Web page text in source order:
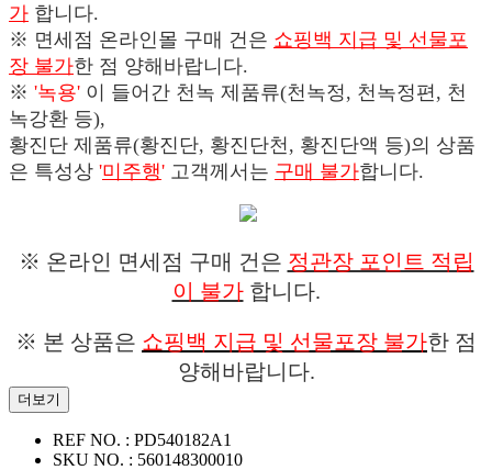
가 합니다.
※ 면세점 온라인몰 구매 건은 쇼핑백 지급 및 선물포
장 불가한 점 양해바랍니다.
※ '녹용' 이 들어간 천녹 제품류(천녹정, 천녹정편, 천
녹강환 등),
황진단 제품류(황진단, 황진단천, 황진단액 등)의 상품
은 특성상 '미주행' 고객께서는 구매 불가합니다.
※ 온라인 면세점 구매 건은 정관장 포인트 적립
이 불가합니다.
※ 본 상품은 쇼핑백 지급 및 선물포장 불가한 점
양해바랍니다.
더보기
REF NO. : PD540182A1
SKU NO. : 560148300010